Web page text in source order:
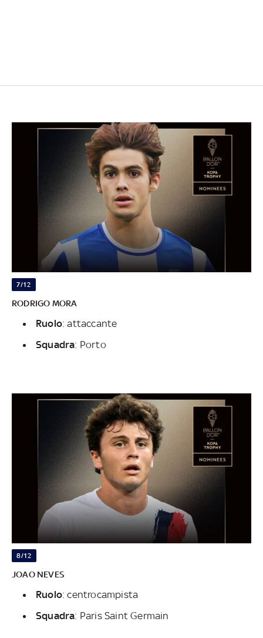
7/12
RODRIGO MORA
Ruolo: attaccante
Squadra: Porto
8/12
JOAO NEVES
Ruolo: centrocampista
Squadra: Paris Saint Germain